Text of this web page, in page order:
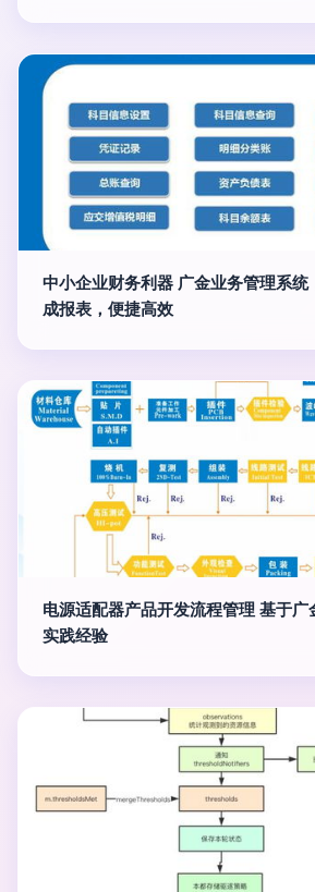
中小企业财务利器 广金业务管理系统
成报表，便捷高效
电源适配器产品开发流程管理 基于
实践经验